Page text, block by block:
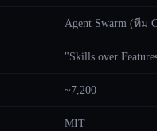
Agent Swarm (ทีม
"Skills over
~7,200
MIT